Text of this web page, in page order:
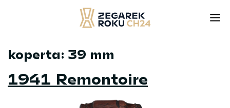
Skip
content
koperta: 39 mm
1941 Remontoire